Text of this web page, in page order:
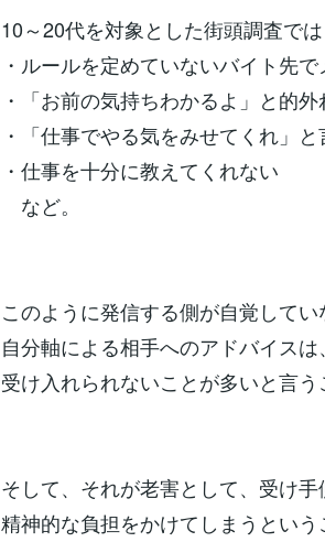
10～20代を対象とした街頭調査では
・ルールを定めていないバイト先
・「お前の気持ちわかるよ」と的
・「仕事でやる気をみせてくれ」と
・仕事を十分に教えてくれない
など。
このように発信する側が自覚してい
自分軸による相手へのアドバイスは、
受け入れられないことが多いと言う
そして、それが老害として、受け手
精神的な負担をかけてしまうという